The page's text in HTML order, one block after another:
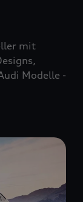
mit
Modelle -